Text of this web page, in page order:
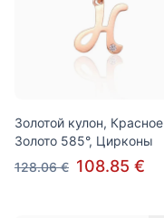
Золотой кулон, Красное
Золото 585°, Цирконы
128.06 € 108.85 €